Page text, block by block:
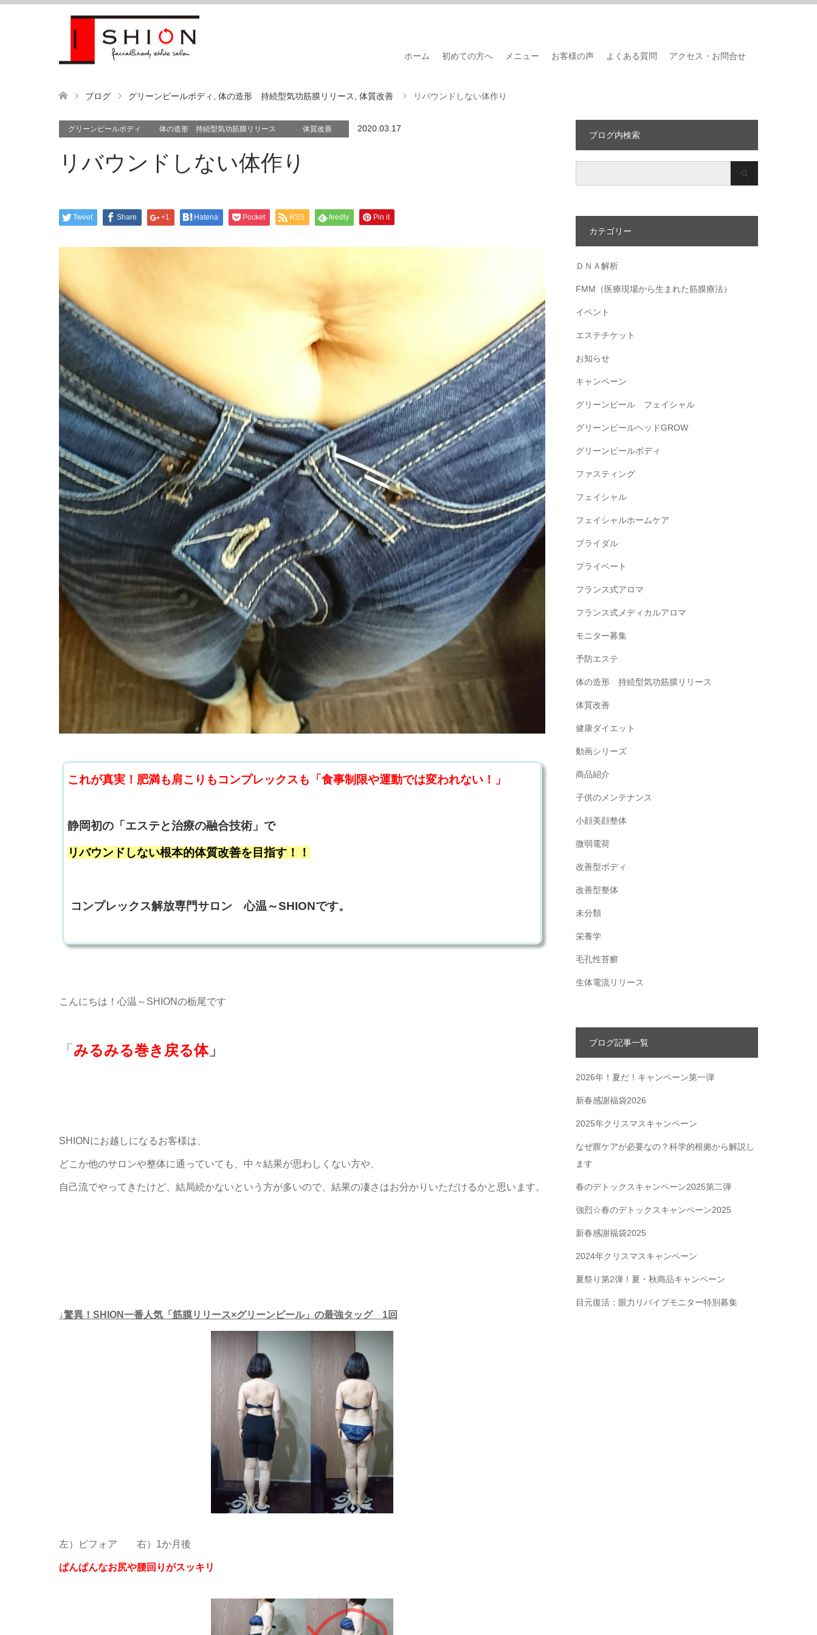
ホーム 初めての方へ メニュー お客様の声 よくある質問 アクセス・お問合せ
ブログ グリーンピールボディ 体の造形 持続型気功筋膜リリース 体質改善 リバウンドしない体作り
グリーンピールボディ 体の造形 持続型気功筋膜リリース 体質改善 2020.03.17
リバウンドしない体作り
Tweet Share +1 Hatena Pocket RSS feedly Pin it
これが真実！肥満も肩こりもコンプレックスも「食事制限や運動では変われない！」
静岡初の「エステと治療の融合技術」で
リバウンドしない根本的体質改善を目指す！！
コンプレックス解放専門サロン 心温～SHIONです。
こんにちは！心温～SHIONの栃尾です
「 みるみる巻き戻る体」
SHIONにお越しになるお客様は、
どこか他のサロンや整体に通っていても、中々結果が思わしくない方や、
自己流でやってきたけど、結局続かないという方が多いので、結果の凄さはお分かりいただけるかと思います。
↓驚異！SHION一番人気「筋膜リリース×グリーンピール」の最強タッグ 1回
左）ビフォア 右）1か月後
ぱんぱんなお尻や腰回りがスッキリ
ブログ内検索
カテゴリー
ＤＮＡ解析
FMM（医療現場から生まれた筋膜療法）
イベント
エステチケット
お知らせ
キャンペーン
グリーンピール フェイシャル
グリーンピールヘッドGROW
グリーンピールボディ
ファスティング
フェイシャル
フェイシャルホームケア
ブライダル
プライベート
フランス式アロマ
フランス式メディカルアロマ
モニター募集
予防エステ
体の造形 持続型気功筋膜リリース
体質改善
健康ダイエット
動画シリーズ
商品紹介
子供のメンテナンス
小顔美顔整体
微弱電荷
改善型ボディ
改善型整体
未分類
栄養学
毛孔性苔癬
生体電流リリース
ブログ記事一覧
2026年！夏だ！キャンペーン第一弾
新春感謝福袋2026
2025年クリスマスキャンペーン
なぜ膣ケアが必要なの？科学的根拠から解説し
ます
春のデトックスキャンペーン2025第二弾
強烈☆春のデトックスキャンペーン2025
新春感謝福袋2025
2024年クリスマスキャンペーン
夏祭り第2弾！夏・秋商品キャンペーン
目元復活：眼力リバイブモニター特別募集